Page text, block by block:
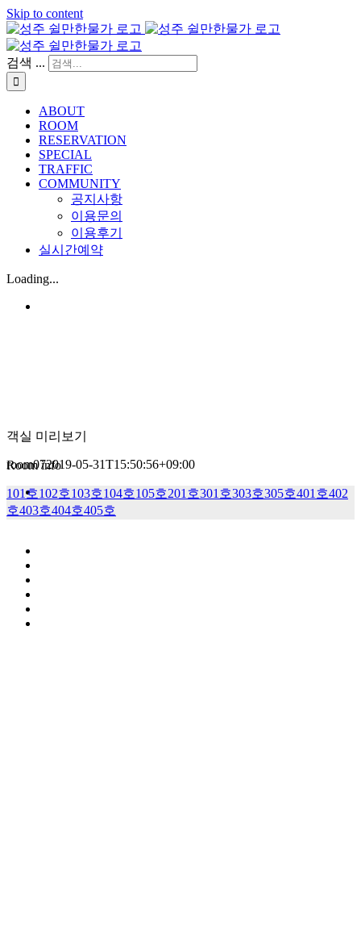
Skip to content
검색 ...
ABOUT
ROOM
RESERVATION
SPECIAL
TRAFFIC
COMMUNITY
공지사항
이용문의
이용후기
실시간예약
Loading...
room072019-05-31T15:50:56+09:00
객실 미리보기
Room info
101호102호103호104호105호201호301호303호305호401호402
호403호404호405호